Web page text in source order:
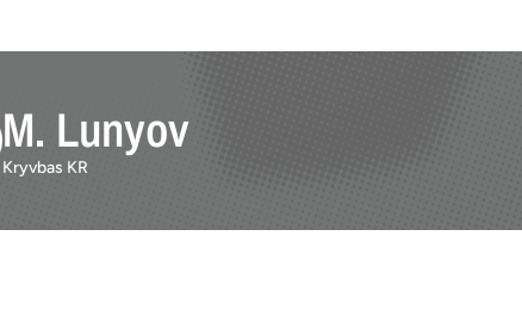
M. Lunyov
Kryvbas KR